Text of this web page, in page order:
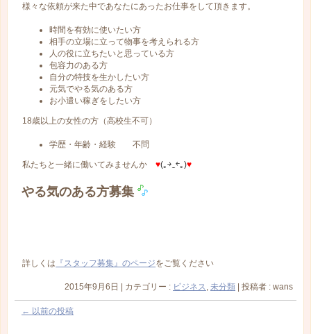
様々な依頼が来た中であなたにあったお仕事をして頂きます。
時間を有効に使いたい方
相手の立場に立って物事を考えられる方
人の役に立ちたいと思っている方
包容力のある方
自分の特技を生かしたい方
元気でやる気のある方
お小遣い稼ぎをしたい方
18歳以上の女性の方（高校生不可）
学歴・年齢・経験 不問
私たちと一緒に働いてみませんか♥(｡￫‿￩｡)♥
やる気のある方募集
詳しくは 『スタッフ募集』のページをご覧ください
2015年9月6日 | カテゴリー : ビジネス 未分類 | 投稿者 : wans
← 以前の投稿